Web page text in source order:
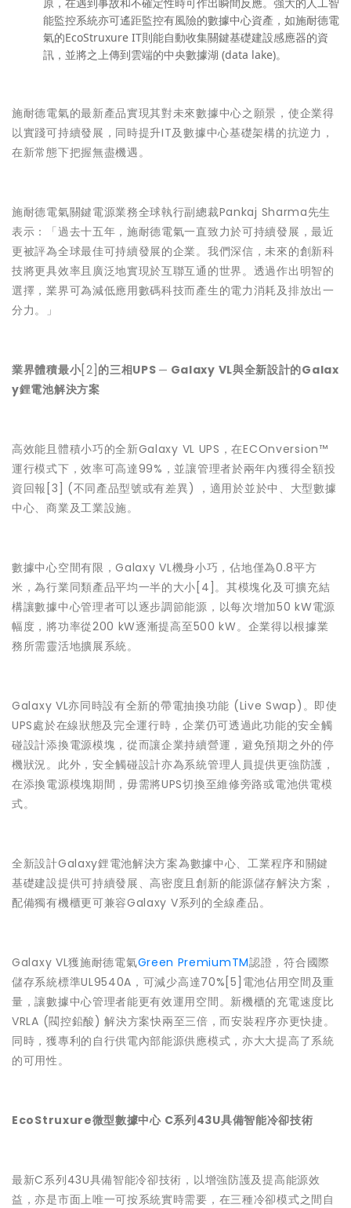
能監控系統亦可遙距監控有風險的數據中心資產，如施耐德電
氣的EcoStruxure IT則能自動收集關鍵基礎建設感應器的資
訊，並將之上傳到雲端的中央數據湖 (data lake)。
施耐德電氣的最新產品實現其對未來數據中心之願景，使企業得
以實踐可持續發展，同時提升IT及數據中心基礎架構的抗逆力，
在新常態下把握無盡機遇。
施耐德電氣關鍵電源業務全球執行副總裁Pankaj Sharma先生
表示：「過去十五年，施耐德電氣一直致力於可持續發展，最近
更被評為全球最佳可持續發展的企業。我們深信，未來的創新科
技將更具效率且廣泛地實現於互聯互通的世界。透過作出明智的
選擇，業界可為減低應用數碼科技而產生的電力消耗及排放出一
分力。」
業界體積最小[2] 的三相UPS ─ Galaxy VL與全新設計的Galax
y鋰電池解決方案
高效能且體積小巧的全新Galaxy VL UPS，在ECOnversion™
運行模式下，效率可高達99%，並讓管理者於兩年內獲得全額投
資回報[3] (不同產品型號或有差異) ，適用於並於中、大型數據
中心、商業及工業設施。
數據中心空間有限，Galaxy VL機身小巧，佔地僅為0.8平方
米，為行業同類產品平均一半的大小[4]。其模塊化及可擴充結
構讓數據中心管理者可以逐步調節能源，以每次增加50 kW電源
幅度，將功率從200 kW逐漸提高至500 kW。企業得以根據業
務所需靈活地擴展系統。
Galaxy VL亦同時設有全新的帶電抽換功能 (Live Swap)。即使
UPS處於在線狀態及完全運行時，企業仍可透過此功能的安全觸
碰設計添換電源模塊，從而讓企業持續營運，避免預期之外的停
機狀況。此外，安全觸碰設計亦為系統管理人員提供更強防護，
在添換電源模塊期間，毋需將UPS切換至維修旁路或電池供電模
式。
全新設計Galaxy鋰電池解決方案為數據中心、工業程序和關鍵
基礎建設提供可持續發展、高密度且創新的能源儲存解決方案，
配備獨有機櫃更可兼容Galaxy V系列的全線產品。
Galaxy VL獲施耐德電氣Green PremiumTM認證，符合國際
儲存系統標準UL9540A，可減少高達70%[5]電池佔用空間及重
量，讓數據中心管理者能更有效運用空間。新機櫃的充電速度比
VRLA (閥控鉛酸) 解決方案快兩至三倍，而安裝程序亦更快捷。
同時，獲專利的自行供電內部能源供應模式，亦大大提高了系統
的可用性。
EcoStruxure微型數據中心 C系列43U具備智能冷卻技術
最新C系列43U具備智能冷卻技術，以增強防護及提高能源效
益，亦是市面上唯一可按系統實時需要，在三種冷卻模式之間自